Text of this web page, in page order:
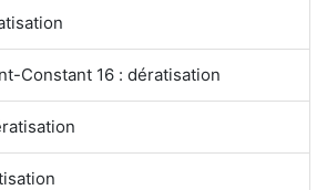
Constant 16 : dératisation